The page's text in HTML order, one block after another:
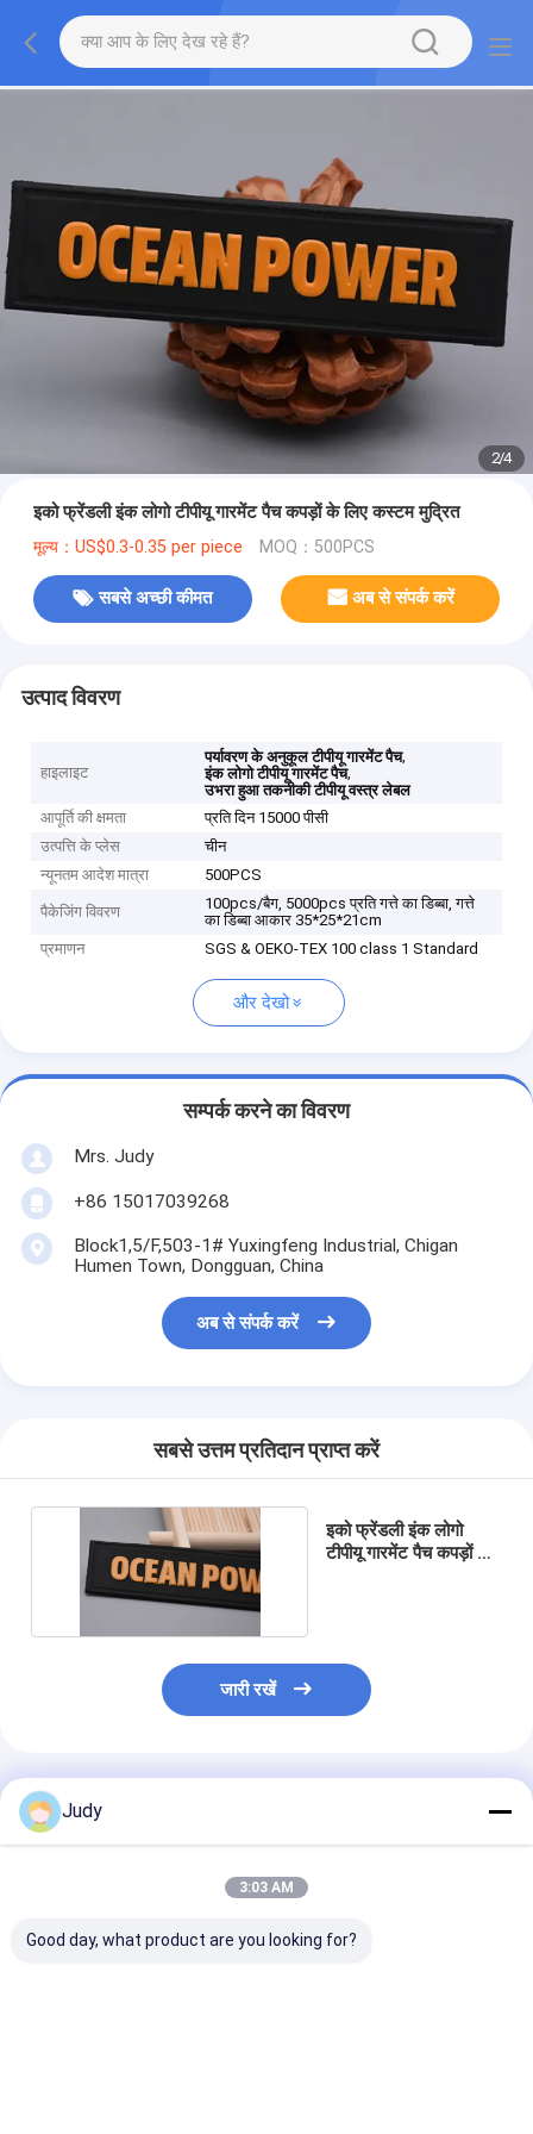
2/4
इको फ्रेंडली इंक लोगो टीपीयू गारमेंट पैच कपड़ों के लिए कस्टम मुद्रित
मूल्य：US$0.3-0.35 per piece MOQ：500PCS
सबसे अच्छी कीमत अब से संपर्क करें
उत्पाद विवरण
हाइलाइट
पर्यावरण के अनुकूल टीपीयू गारमेंट पैच,
इंक लोगो टीपीयू गारमेंट पैच,
उभरा हुआ तकनीकी टीपीयू वस्त्र लेबल
आपूर्ति की क्षमता
प्रति दिन 15000 पीसी
उत्पत्ति के प्लेस
चीन
न्यूनतम आदेश मात्रा
500PCS
पैकेजिंग विवरण
100pcs/बैग, 5000pcs प्रति गत्ते का डिब्बा, गत्ते
का डिब्बा आकार 35*25*21cm
प्रमाणन
SGS & OEKO-TEX 100 class 1 Standard
और देखो
सम्पर्क करने का विवरण
Mrs. Judy
+86 15017039268
Block1,5/F,503-1# Yuxingfeng Industrial, Chigan
Humen Town, Dongguan, China
अब से संपर्क करें
सबसे उत्तम प्रतिदान प्राप्त करें
इको फ्रेंडली इंक लोगो
टीपीयू गारमेंट पैच कपड़ों के
जारी रखें
अनुशंसित उत्पाद
Judy
3:03 AM
Good day, what product are you looking for?